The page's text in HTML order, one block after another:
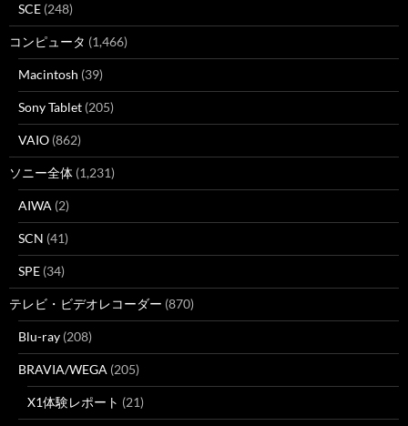
SCE (248)
コンピュータ (1,466)
Macintosh (39)
Sony Tablet (205)
VAIO (862)
ソニー全体 (1,231)
AIWA (2)
SCN (41)
SPE (34)
テレビ・ビデオレコーダー (870)
Blu-ray (208)
BRAVIA/WEGA (205)
X1体験レポート (21)